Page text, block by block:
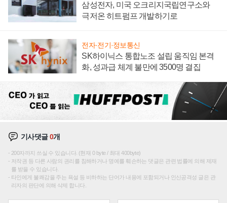
삼성전자, 미국 오크리지국립연구소와
극저온 히트펌프 개발하기로
전자·전기·정보통신
SK하이닉스 통합노조 설립 움직임 본격
화, 성과급 체계 불만에 3500명 결집
기사댓글0개
200자까지 쓰실 수 있습니다. (현재 0 byte / 최대 400byte)
저작권 등 다른 사람의 권리를 침해하거나 명예를 훼손하는 댓글은 관련 법률에 의해 제재
를 받을 수 있습니다.
타인에게 불쾌감을 주는 욕설 등 비하하는 단어가 내용에 포함되거나 인신공격성 글은 관
리자의 판단에 의해 삭제 합니다.